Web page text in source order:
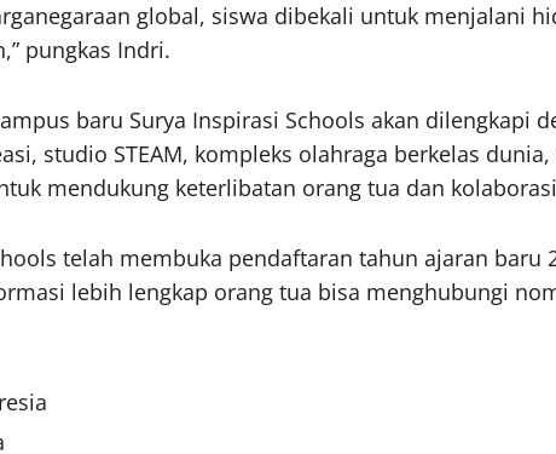
global, siswa dibekali untuk menjalani
pungkas Indri.
baru Surya Inspirasi Schools akan dilengkapi
studio STEAM, kompleks olahraga berkelas
mendukung keterlibatan orang tua dan
telah membuka pendaftaran tahun ajaran baru
lebih lengkap orang tua bisa menghubungi